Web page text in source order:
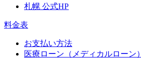
札幌 公式HP
料金表
お支払い方法
医療ローン（メディカルローン）